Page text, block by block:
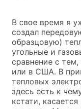
В свое время я
создал
образцовую)
угольные и
сравнение с
или в США. В
тепловых
здесь есть к
кстати,